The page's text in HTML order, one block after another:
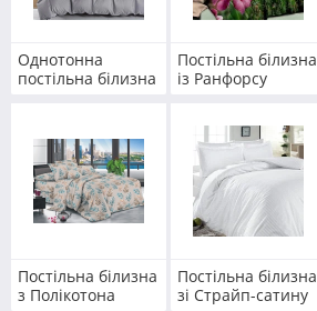
Однотонна
постільна білизна
Постільна білизна
із Ранфорсу
Постільна білизна
з Полікотона
Постільна білизна
зі Страйп-сатину